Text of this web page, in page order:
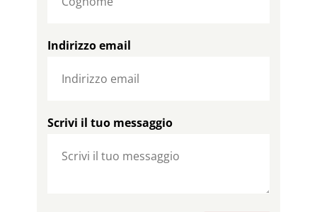
Indirizzo email
Scrivi il tuo messaggio